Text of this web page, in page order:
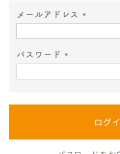
メールアドレス
パスワード
必
ログ